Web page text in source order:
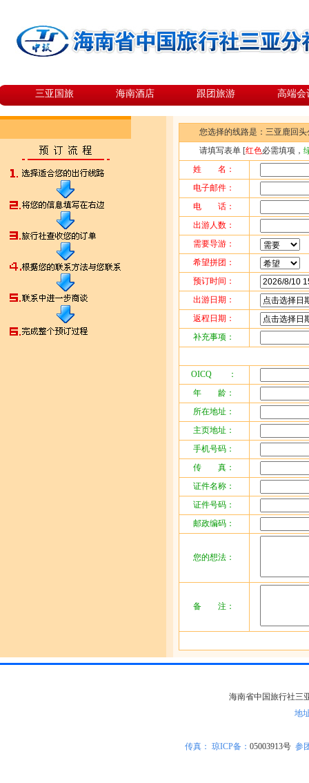
三亚国旅 海南酒店 跟团旅游 高端会
您选择的线路是： 三亚鹿回头
请填写表单 [红色必需填项，
姓 名：
电子邮件：
电 话：
出游人数：
需要导游：
希望拼团：
预订时间：
出游日期：
返程日期：
补充事项：
OICQ ：
年 龄：
所在地址：
主页地址：
手机号码：
传 真：
证件名称：
证件号码：
邮政编码：
您的想法：
备 注：
海南省中国旅行社三
地
传真： 琼ICP备： 05003913号参